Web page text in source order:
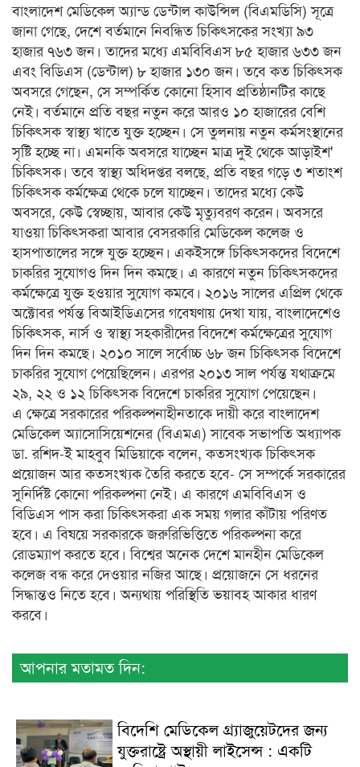
বাংলাদেশ মেডিকেল অ্যান্ড ডেন্টাল কাউন্সিল (বিএমডিসি) সূত্রে
জানা গেছে, দেশে বর্তমানে নিবন্ধিত চিকিৎসকের সংখ্যা ৯৩
হাজার ৭৬৩ জন। তাদের মধ্যে এমবিবিএস ৮৫ হাজার ৬৩৩ জন
এবং বিডিএস (ডেন্টাল) ৮ হাজার ১৩০ জন। তবে কত চিকিৎসক
অবসরে গেছেন, সে সম্পর্কিত কোনো হিসাব প্রতিষ্ঠানটির কাছে
নেই। বর্তমানে প্রতি বছর নতুন করে আরও ১০ হাজারের বেশি
চিকিৎসক স্বাস্থ্য খাতে যুক্ত হচ্ছেন। সে তুলনায় নতুন কর্মসংস্থানের
সৃষ্টি হচ্ছে না। এমনকি অবসরে যাচ্ছেন মাত্র দুই থেকে আড়াইশ'
চিকিৎসক। তবে স্বাস্থ্য অধিদপ্তর বলছে, প্রতি বছর গড়ে ৩ শতাংশ
চিকিৎসক কর্মক্ষেত্র থেকে চলে যাচ্ছেন। তাদের মধ্যে কেউ
অবসরে, কেউ স্বেচ্ছায়, আবার কেউ মৃত্যুবরণ করেন। অবসরে
যাওয়া চিকিৎসকরা আবার বেসরকারি মেডিকেল কলেজ ও
হাসপাতালের সঙ্গে যুক্ত হচ্ছেন। একইসঙ্গে চিকিৎসকদের বিদেশে
চাকরির সুযোগও দিন দিন কমছে। এ কারণে নতুন চিকিৎসকদের
কর্মক্ষেত্রে যুক্ত হওয়ার সুযোগ কমবে। ২০১৬ সালের এপ্রিল থেকে
অক্টোবর পর্যন্ত বিআইডিএসের গবেষণায় দেখা যায়, বাংলাদেশেও
চিকিৎসক, নার্স ও স্বাস্থ্য সহকারীদের বিদেশে কর্মক্ষেত্রের সুযোগ
দিন দিন কমছে। ২০১০ সালে সর্বোচ্চ ৬৮ জন চিকিৎসক বিদেশে
চাকরির সুযোগ পেয়েছিলেন। এরপর ২০১৩ সাল পর্যন্ত যথাক্রমে
২৯, ২২ ও ১২ চিকিৎসক বিদেশে চাকরির সুযোগ পেয়েছেন।
এ ক্ষেত্রে সরকারের পরিকল্পনাহীনতাকে দায়ী করে বাংলাদেশ
মেডিকেল অ্যাসোসিয়েশনের (বিএমএ) সাবেক সভাপতি অধ্যাপক
ডা. রশিদ-ই মাহবুব মিডিয়াকে বলেন, কতসংখ্যক চিকিৎসক
প্রয়োজন আর কতসংখ্যক তৈরি করতে হবে- সে সম্পর্কে সরকারের
সুনির্দিষ্ট কোনো পরিকল্পনা নেই। এ কারণে এমবিবিএস ও
বিডিএস পাস করা চিকিৎসকরা এক সময় গলার কাঁটায় পরিণত
হবে। এ বিষয়ে সরকারকে জরুরিভিত্তিতে পরিকল্পনা করে
রোডম্যাপ করতে হবে। বিশ্বের অনেক দেশে মানহীন মেডিকেল
কলেজ বন্ধ করে দেওয়ার নজির আছে। প্রয়োজনে সে ধরনের
সিদ্ধান্তও নিতে হবে। অন্যথায় পরিস্থিতি ভয়াবহ আকার ধারণ
করবে।
আপনার মতামত দিন:
বিদেশি মেডিকেল গ্র্যাজুয়েটদের জন্য
যুক্তরাষ্ট্রে অস্থায়ী লাইসেন্স : একটি